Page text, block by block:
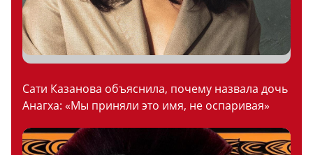
Сати Казанова объяснила, почему назвала дочь
Анагха: «Мы приняли это имя, не оспаривая»